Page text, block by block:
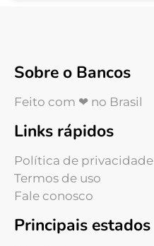
Sobre o Bancos
Feito com ❤ no Brasil
Links rápidos
Política de privacidade
Termos de uso
Fale conosco
Principais estados